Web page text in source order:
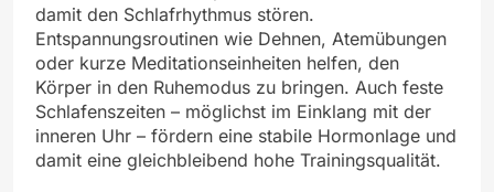
damit den Schlafrhythmus stören.
Entspannungsroutinen wie Dehnen, Atemübungen
oder kurze Meditationseinheiten helfen, den
Körper in den Ruhemodus zu bringen. Auch feste
Schlafenszeiten – möglichst im Einklang mit der
inneren Uhr – fördern eine stabile Hormonlage und
damit eine gleichbleibend hohe Trainingsqualität.